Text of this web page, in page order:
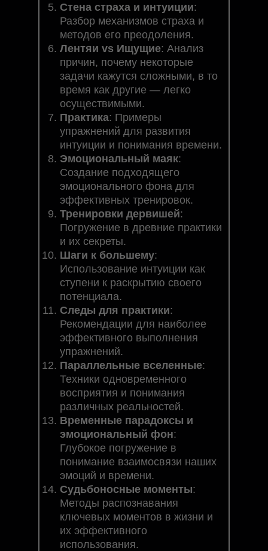
Стена страха и интуиции:
Разбор механизмов страха и
методов его преодоления.
Лентяи vs Ищущие: Анализ
причин, почему некоторые
задачи кажутся сложными, в то
время как другие — легко
осуществимыми.
Практика: Примеры
упражнений для развития
интуиции и понимания времени.
Эмоциональный маяк:
Создание подходящего
эмоционального фона для
эффективных тренировок.
Тренировки дервишей:
Погружение в древние практики
и их секреты.
Шаги к большему:
Использование интуиции как
ступени к раскрытию своего
потенциала.
Следы для практики:
Рекомендации для наиболее
эффективного выполнения
упражнений.
Параллельные вселенные:
Техники одновременного
восприятия и понимания
различных реальностей.
Временные парадоксы и
эмоциональный фон:
Глубокое погружение в
понимание взаимосвязи наших
эмоций и времени.
Судьбоносные моменты:
Методы распознавания
ключевых моментов в жизни и
их эффективного
использования.